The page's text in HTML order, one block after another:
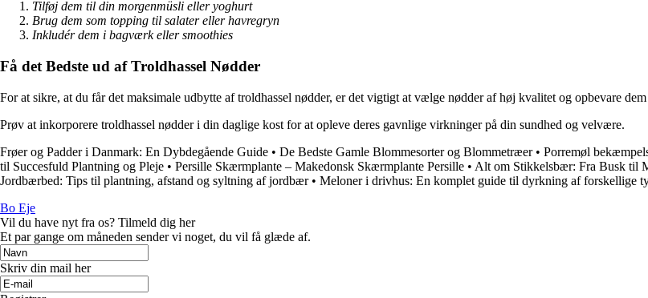
Tilføj dem til din morgenmüsli eller yoghurt
Brug dem som topping til salater eller havregryn
Inkludér dem i bagværk eller smoothies
Få det Bedste ud af Troldhassel Nødder
For at sikre, at du får det maksimale udbytte af troldhassel nødder, er det vigtigt at vælge nødder af høj kvalitet og opbevare
Prøv at inkorporere troldhassel nødder i din daglige kost for at opleve deres gavnlige virkninger på din sundhed og velvære.
Frøer og Padder i Danmark: En Dybdegående Guide • De Bedste Gamle Blommesorter og Blommetræer• Porremøl
til Succesfuld Plantning og Pleje • Persille Skærmplante – Makedonsk Skærmplante Persille • Alt om Stikkelsbær: Fra Busk til
Jordbærbed: Tips til plantning, afstand og syltning af jordbær• Meloner i drivhus: En komplet guide til dyrkning af forskellige
Bo Eje
Vil du have nyt fra os? Tilmeld dig her
Et par gange om måneden sender vi noget, du vil få glæde af.
Skriv din mail her